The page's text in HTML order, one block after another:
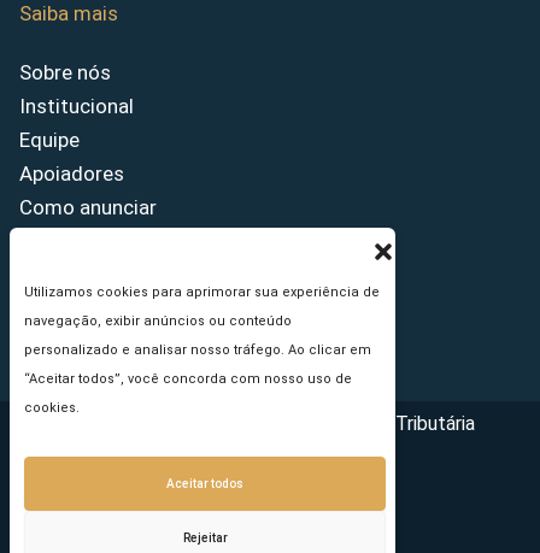
Utilizamos cookies para aprimorar sua experiência de
navegação, exibir anúncios ou conteúdo
personalizado e analisar nosso tráfego. Ao clicar em
“Aceitar todos”, você concorda com nosso uso de
cookies.
Aceitar todos
Rejeitar
Saiba mais
Sobre nós
Institucional
Equipe
Apoiadores
Como anunciar
Princípios Editoriais
Copyright © 2026 - Portal da Reforma Tributária